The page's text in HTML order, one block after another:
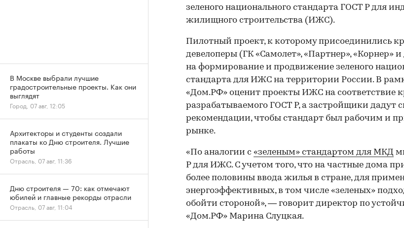
зеленого национального стандарта ГОСТ Р для
жилищного строительства (ИЖС).
Пилотный проект, к которому присоединились
девелоперы (ГК «Самолет», «Партнер», «Корнер» и
на формирование и продвижение зеленого
стандарта для ИЖС на территории России. В
«Дом.РФ» оценит проекты ИЖС на соответствие
разрабатываемого ГОСТ Р, а застройщики дадут
рекомендации, чтобы стандарт был рабочим и
рынке.
«По аналогии с «зеленым» стандартом для МКД
Р для ИЖС. С учетом того, что на частные дома
более половины ввода жилья в стране, для
энергоэффективных, в том числе «зеленых»
обойти стороной», — говорит директор по
«Дом.РФ» Марина Слуцкая.
В Москве выбрали лучшие
градостроительные проекты. Как они
выглядят
Город, 07 авг, 12:05
Архитекторы и студенты создали
плакаты ко Дню строителя. Лучшие
работы
Отрасль, 07 авг, 11:36
Дню строителя — 70: как отмечают
юбилей и главные рекорды отрасли
Отрасль, 07 авг, 11:04